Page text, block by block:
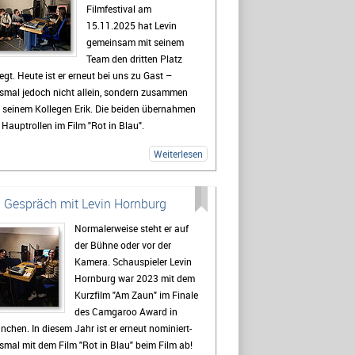
Ehrlichkeit, Authentizität und eine
Portion Unterhaltungswert.
der Lesung hatte ich die Gelegenheit,
Koch zu einem Interview zu treffen und
über die Entstehung von "Lost Boy" sowie
persönlichen Gedanken und Intentionen
dem Buch zu sprechen. Dabei ging es unter
um Schubladendenken, Arbeit und die
Musik – und viele weitere spannende
Filmfestival am
15.11.2025 hat Levin
gemeinsam mit seinem
Team den dritten Platz
Heute ist er erneut bei uns zu Gast –
jedoch nicht allein, sondern zusammen
Kollegen Erik. Die beiden übernahmen
im Film "Rot in Blau".
Interview spricht Erik über seine Erfahrungen
der Dreharbeiten und gibt spannende
Preisverleihung, ihren Highlights beim Festival
von zukünftigen Filmprojekten, an denen sie
arbeiten.
Weiterlesen
Gespräch mit Levin Hornburg
Normalerweise steht er auf
der Bühne oder vor der
Kamera. Schauspieler Levin
Hornburg war 2023 mit dem
Kurzfilm "Am Zaun" im Finale
des Camgaroo Award in
In diesem Jahr ist er erneut nominiert-
mit dem Film "Rot in Blau" beim Film ab!